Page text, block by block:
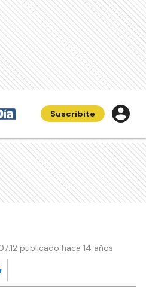
Suscribite
publicado hace 14 años